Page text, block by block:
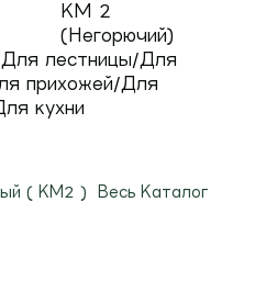
КМ 2
(Негорючий)
лестницы/Для
прихожей/Для
кухни
( КМ2 )
Весь Каталог